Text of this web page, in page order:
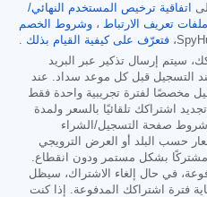
اتفاقية ترخيص المستخدم النهائي/
تعريف الارتباط ، وشروط الخصم
فتعرّف على كيفية القيام بذلك
سيتم إرسال تذكير عبر البريد
عند التسجيل قبل كل موعد سداد. عند
مخصصًا لفترة تجريبية واحدة فقط
اشتراكك تلقائيًا بالسعر ولمدة
صفحة التسجيل/الشراء
حسب البلد أو العرض الترويجي
بشكل مستمر ودون انقطاع.
في حال إلغاء الاشتراك، سيظل
فترة اشتراكك المدفوعة. إذا كنت